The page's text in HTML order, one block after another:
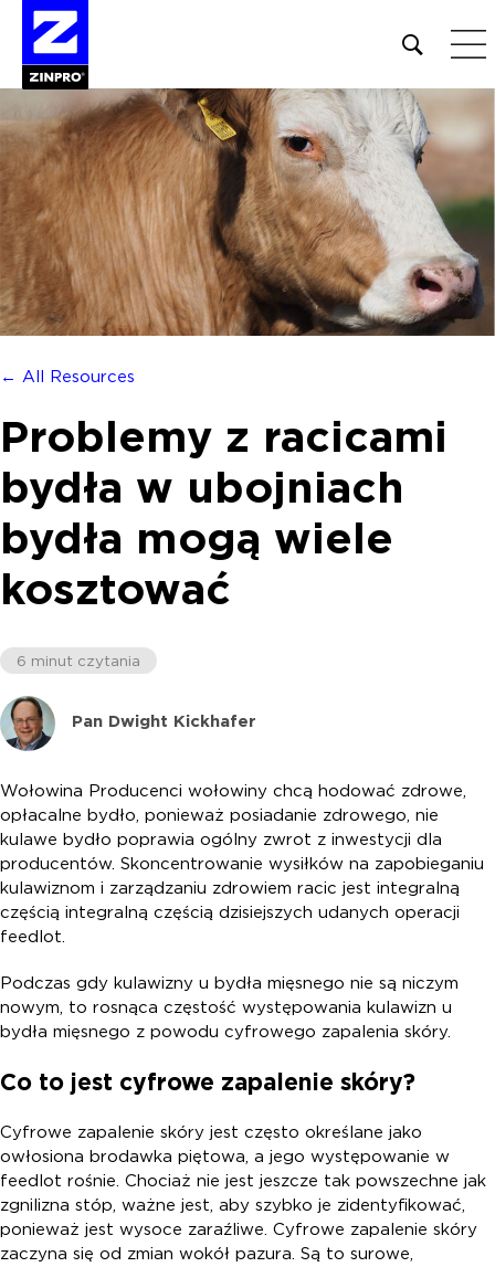
Open
site
search
form
Szukaj:
← All Resources
Problemy z racicami
bydła w ubojniach
bydła mogą wiele
kosztować
6 minut czytania
Pan Dwight Kickhafer
Wołowina Producenci wołowiny chcą hodować zdrowe,
opłacalne bydło, ponieważ posiadanie zdrowego, nie
kulawe bydło poprawia ogólny zwrot z inwestycji dla
producentów. Skoncentrowanie wysiłków na zapobieganiu
kulawiznom i zarządzaniu zdrowiem racic jest integralną
częścią integralną częścią dzisiejszych udanych operacji
feedlot.
Podczas gdy kulawizny u bydła mięsnego nie są niczym
nowym, to rosnąca częstość występowania kulawizn u
bydła mięsnego z powodu cyfrowego zapalenia skóry.
Co to jest cyfrowe zapalenie skóry?
Cyfrowe zapalenie skóry jest często określane jako
owłosiona brodawka piętowa, a jego występowanie w
feedlot rośnie. Chociaż nie jest jeszcze tak powszechne jak
zgnilizna stóp, ważne jest, aby szybko je zidentyfikować,
ponieważ jest wysoce zaraźliwe. Cyfrowe zapalenie skóry
zaczyna się od zmian wokół pazura. Są to surowe,